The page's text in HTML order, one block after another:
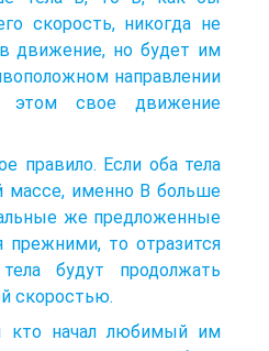
скорость, никогда не
движение, но будет им
направлении
свое движение
правило. Если оба тела
массе, именно В больше
же предложенные
прежними, то отразится
будут продолжать
скоростью.
кто начал любимый им